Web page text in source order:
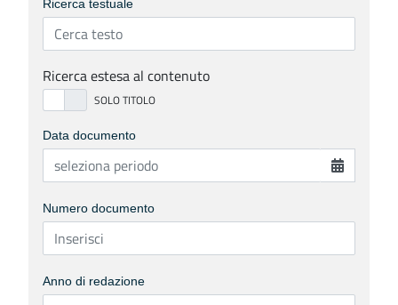
Ricerca testuale
Ricerca estesa al contenuto
Data documento
Numero documento
Anno di redazione